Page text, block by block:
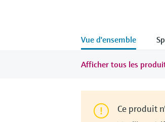
Vue d'ensemble
Afficher tous les
Ce produit